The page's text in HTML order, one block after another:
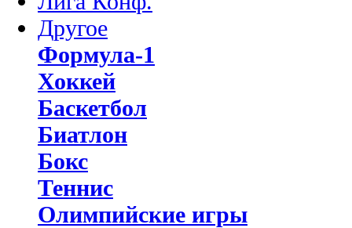
Другое
Формула-1
Хоккей
Баскетбол
Биатлон
Бокс
Теннис
Олимпийские игры